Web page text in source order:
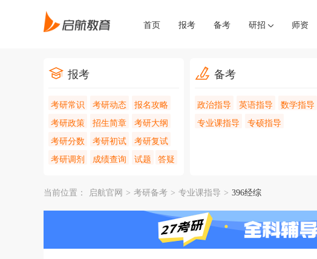
首页 报考 备考 研招 师资
报考
考研常识 考研动态
报名攻略
考研政策
招生简章
考研大纲
考研分数
考研初试
考研复试
考研调剂
成绩查询 试题 答疑
备考
政治指导 英语指导
数学指导
专业课指导
专硕指导
当前位置： 启航官网 > 考研备考 > 专业课指导 > 396经综